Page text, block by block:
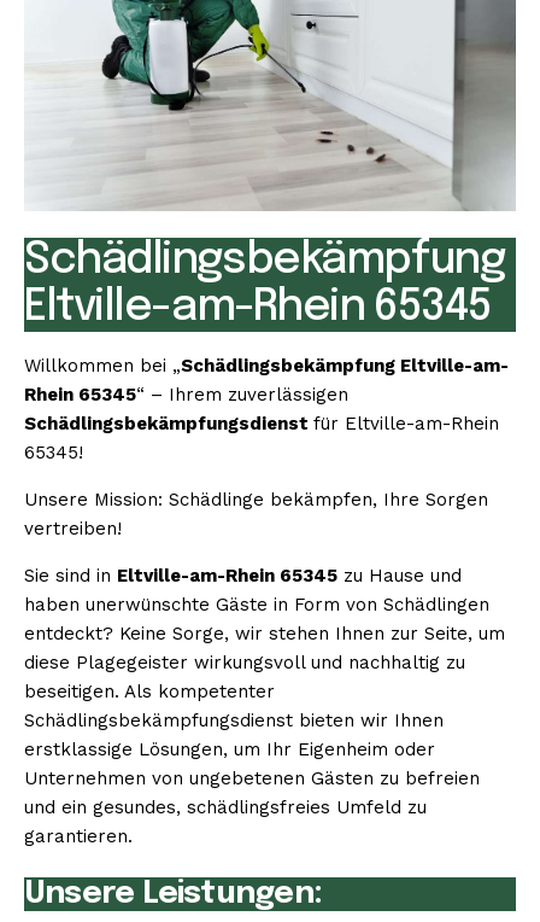
Schädlingsbekämpfung
Eltville-am-Rhein 65345
Willkommen bei „Schädlingsbekämpfung Eltville-am-
Rhein 65345“ – Ihrem zuverlässigen
Schädlingsbekämpfungsdienst für Eltville-am-Rhein
65345!
Unsere Mission: Schädlinge bekämpfen, Ihre Sorgen
vertreiben!
Sie sind in Eltville-am-Rhein 65345 zu Hause und
haben unerwünschte Gäste in Form von Schädlingen
entdeckt? Keine Sorge, wir stehen Ihnen zur Seite, um
diese Plagegeister wirkungsvoll und nachhaltig zu
beseitigen. Als kompetenter
Schädlingsbekämpfungsdienst bieten wir Ihnen
erstklassige Lösungen, um Ihr Eigenheim oder
Unternehmen von ungebetenen Gästen zu befreien
und ein gesundes, schädlingsfreies Umfeld zu
garantieren.
Unsere Leistungen: